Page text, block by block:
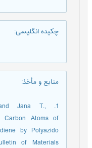
چکیده انگلیسی:
منابع و مأخذ:
Jana T.,
Carbon Atoms of
by Polyazido
of Materials